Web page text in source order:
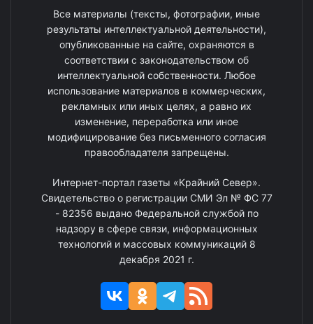
Все материалы (тексты, фотографии, иные
результаты интеллектуальной деятельности),
опубликованные на сайте, охраняются в
соответствии с законодательством об
интеллектуальной собственности. Любое
использование материалов в коммерческих,
рекламных или иных целях, а равно их
изменение, переработка или иное
модифицирование без письменного согласия
правообладателя запрещены.
Интернет-портал газеты «Крайний Север».
Свидетельство о регистрации СМИ Эл № ФС 77
- 82356 выдано Федеральной службой по
надзору в сфере связи, информационных
технологий и массовых коммуникаций 8
декабря 2021 г.